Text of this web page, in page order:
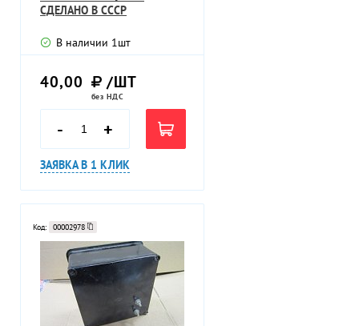
СДЕЛАНО В СССР
В наличии 1шт
40,00 /ШТ
без НДС
- +
ЗАЯВКА В 1 КЛИК
Код: 00002978